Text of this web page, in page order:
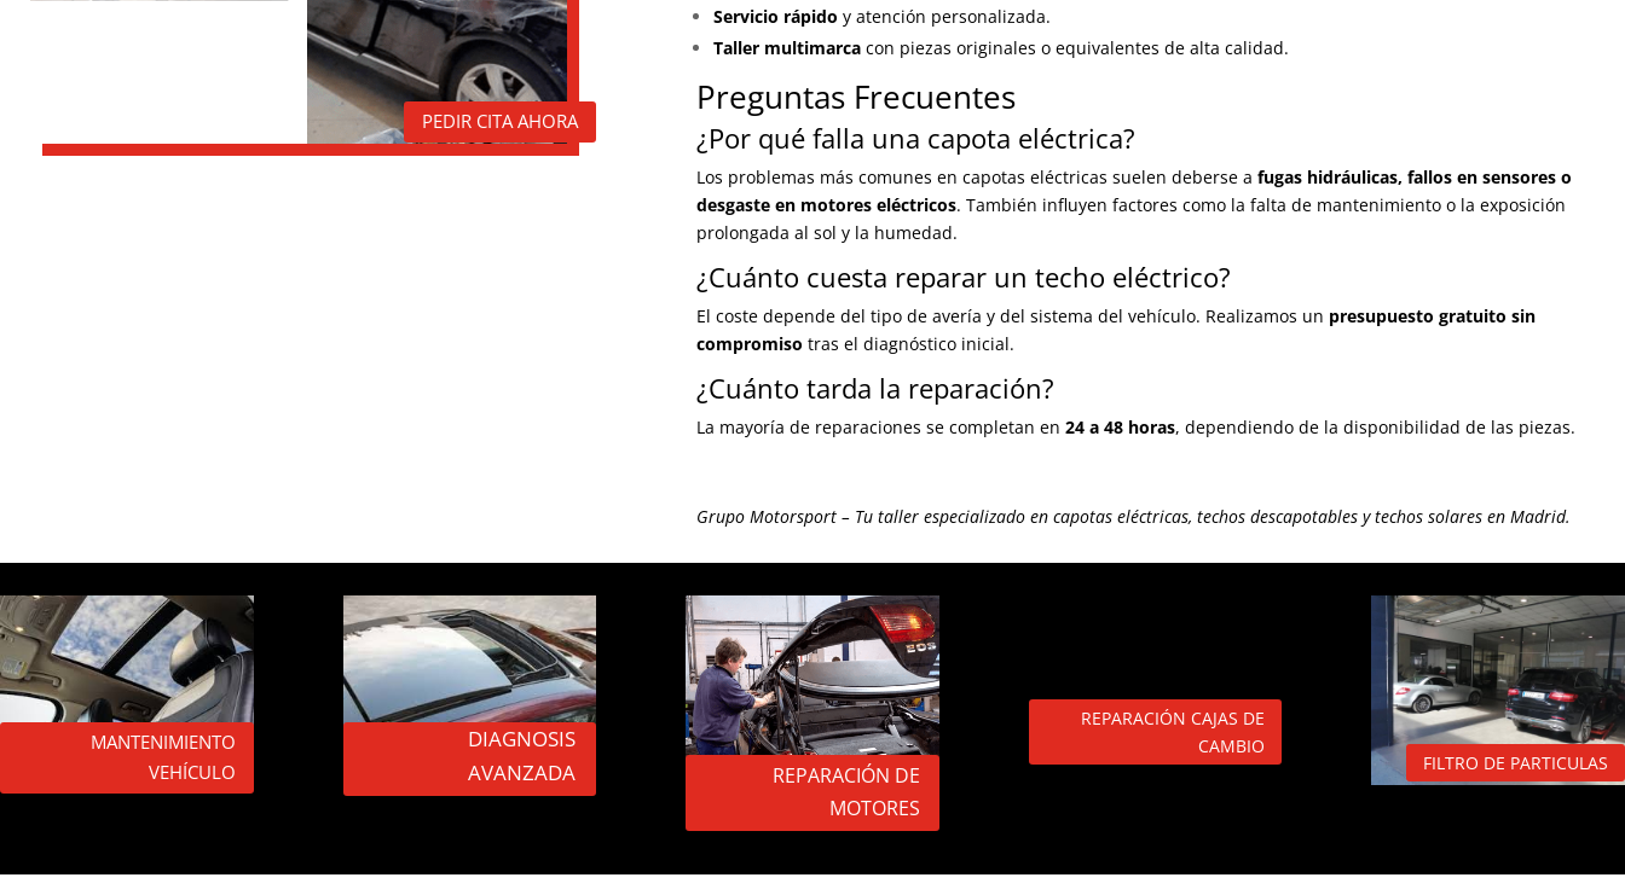
PEDIR CITA AHORA
Servicio rápido y atención personalizada.
Taller multimarca con piezas originales o equivalentes de alta calidad.
Preguntas Frecuentes
¿Por qué falla una capota eléctrica?
Los problemas más comunes en capotas eléctricas suelen deberse afugas hidráulicas, fallos en sensores o
desgaste en motores eléctricos. También influyen factores como la falta de mantenimiento o la exposición
prolongada al sol y la humedad.
¿Cuánto cuesta reparar un techo eléctrico?
El coste depende del tipo de avería y del sistema del vehículo. Realizamos un presupuesto gratuito sin
compromiso tras el diagnóstico inicial.
¿Cuánto tarda la reparación?
La mayoría de reparaciones se completan en24 a 48 horas, dependiendo de la disponibilidad de las piezas.
Grupo Motorsport – Tu taller especializado en capotas eléctricas, techos descapotables y techos solares en Madrid.
MANTENIMIENTO
VEHÍCULO
DIAGNOSIS
AVANZADA
REPARACIÓN DE
MOTORES
REPARACIÓN CAJAS DE
CAMBIO
FILTRO DE PARTICULAS